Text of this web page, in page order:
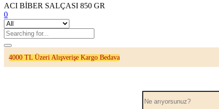
ACI BİBER SALÇASI 850 GR
0
4000 TL Üzeri Alışverişe Kargo Bedava